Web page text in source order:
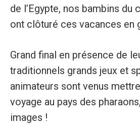
de l’Egypte, nos bambins du
ont clôturé ces vacances en
Grand final en présence de
traditionnels grands jeux et
animateurs sont venus
voyage au pays des
images !